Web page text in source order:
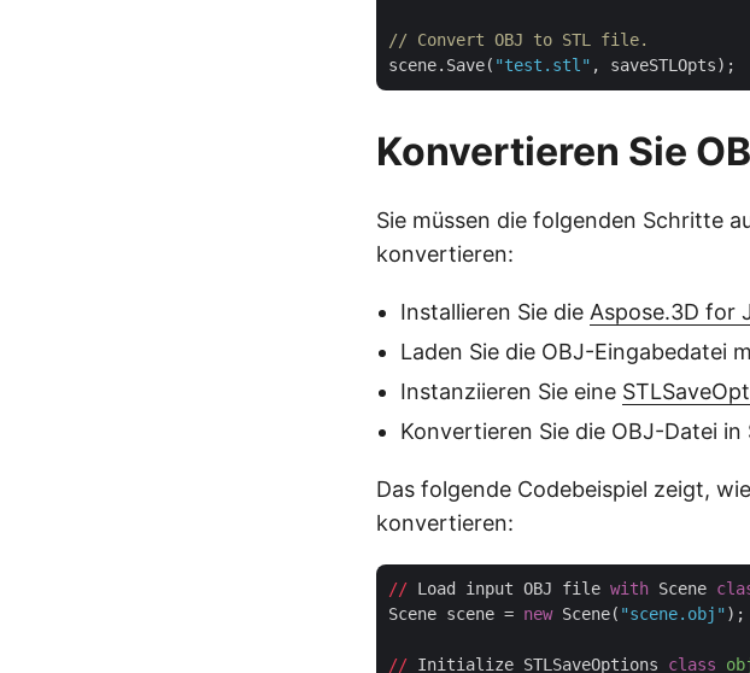
// Convert OBJ to STL file.
scene.Save( "test.stl"
Konvertieren Sie
Sie müssen die folgenden Schritte
konvertieren:
Installieren Sie die Aspose.3D for
Laden Sie die OBJ-Eingabedatei
Instanziieren Sie eine
Konvertieren Sie die OBJ-Datei in
Das folgende Codebeispiel zeigt,
konvertieren:
// Load input OBJ file with Scene
Scene scene = new Scene( "scene.obj" );
// Initialize STLSaveOptions class